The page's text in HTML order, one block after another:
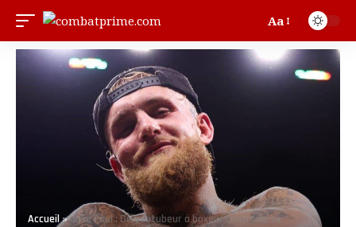
Aa
Accueil»Jake Paul : De youtubeur à boxeur controversé